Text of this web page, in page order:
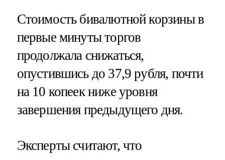
Стоимость бивалютной корзины в
первые минуты торгов
продолжала снижаться,
опустившись до 37,9 рубля, почти
на 10 копеек ниже уровня
завершения предыдущего дня.
Эксперты считают, что